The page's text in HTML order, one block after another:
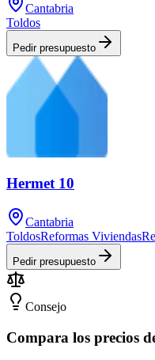
Cantabria
Toldos
Pedir presupuesto
Hermet 10
Cantabria
ToldosReformas Viviendas
Pedir presupuesto
Consejo
Compara los precios